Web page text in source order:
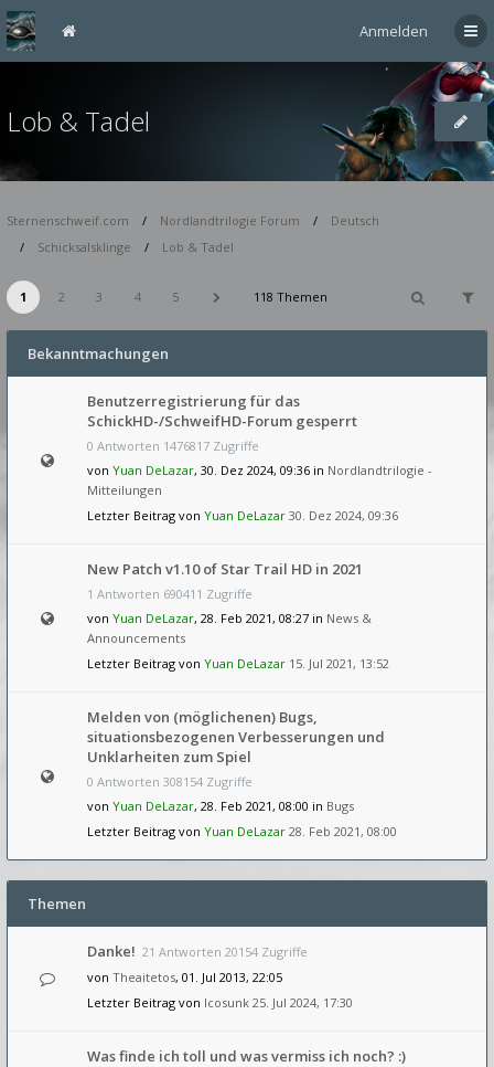
Anmelden
Lob & Tadel
Sternenschweif.com Nordlandtrilogie Forum
Deutsch
Schicksalsklinge
Lob & Tadel
1 2 3 4 5 118 Themen
Bekanntmachungen
Benutzerregistrierung für das
SchickHD-/SchweifHD-Forum gesperrt
0 Antworten 1476817 Zugriffe
von Yuan DeLazar, 30. Dez 2024, 09:36 in Nordlandtrilogie -
Mitteilungen
Letzter Beitrag von Yuan DeLazar 30. Dez 2024, 09:36
New Patch v1.10 of Star Trail HD in 2021
1 Antworten 690411 Zugriffe
von Yuan DeLazar, 28. Feb 2021, 08:27 in News &
Announcements
Letzter Beitrag von Yuan DeLazar 15. Jul 2021, 13:52
Melden von (möglichenen) Bugs,
situationsbezogenen Verbesserungen und
Unklarheiten zum Spiel
0 Antworten 308154 Zugriffe
von Yuan DeLazar, 28. Feb 2021, 08:00 in Bugs
Letzter Beitrag von Yuan DeLazar 28. Feb 2021, 08:00
Themen
Danke! 21 Antworten 20154 Zugriffe
von Theaitetos, 01. Jul 2013, 22:05
Letzter Beitrag von Icosunk 25. Jul 2024, 17:30
Was finde ich toll und was vermiss ich noch? :)